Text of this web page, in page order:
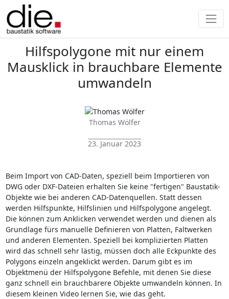
Hilfspolygone mit nur einem
Mausklick in brauchbare Elemente
umwandeln
Thomas Wölfer
23. Januar 2023
Beim Import von CAD-Daten, speziell beim Importieren von
DWG oder DXF-Dateien erhalten Sie keine "fertigen" Baustatik-
Objekte wie bei anderen CAD-Datenquellen. Statt dessen
werden Hilfspunkte, Hilfslinien und Hilfspolygone angelegt.
Die können zum Anklicken verwendet werden und dienen als
Grundlage fürs manuelle Definieren von Platten, Faltwerken
und anderen Elementen. Speziell bei komplizierten Platten
wird das schnell sehr lästig, müssen doch alle Eckpunkte des
Polygons einzeln angeklickt werden. Darum gibt es im
Objektmenü der Hilfspolygone Befehle, mit denen Sie diese
ganz schnell ein brauchbarere Objekte umwandeln können. In
diesem kleinen Video lernen Sie, wie das geht.